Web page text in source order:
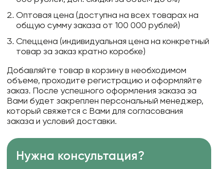
Оптовая цена (доступна на всех товарах на
общую сумму заказа от 100 000 рублей)
Спеццена (индивидуальная цена на конкретный
товар за заказ кратно коробке)
Добавляйте товар в корзину в необходимом
объеме, проходите регистрацию и оформляйте
заказ. После успешного оформления заказа за
Вами будет закреплен персональный менеджер,
который свяжется с Вами для согласования
заказа и условий доставки.
Нужна консультация?